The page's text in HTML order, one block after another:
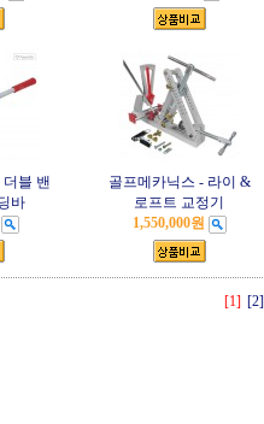
블 밴
바
골프메카닉스 - 라이 &
로프트 교정기
1,550,000원
[1] [2]